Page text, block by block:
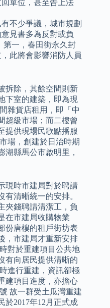
單位，甚至告上法
不少爭議，城市規劃
見書多為反對或負
第一，春田街永久封
此將會影響消防人員
拆除，其餘空間則新
下室的建築，即為現
雜貨店租用，即「中
超級市場；而二樓曾
提供現場民歌點播服
場，創建於日治時期
湖縣馬公市啟明里，
現時市建局對於聘請
清晰統一的安排。
夾錢聘請清潔工，負
在市建局收購物業
份唐樓的租戶街坊表
，市建局才重新安排
對於重建項目公共地
有向居民提供清晰的
進行重建，資訊卻極
建項目進度，亦擔心
故一群受土瓜灣重建
於2017年12月正式成